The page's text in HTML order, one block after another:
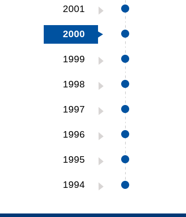
2001
2000
1999
1998
1997
1996
1995
1994